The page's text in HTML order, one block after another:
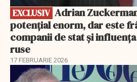
EXCLUSIV
potențial enorm, dar este
companii de stat și
ruse
17 FEBRUARIE 2026
EXCLUSIV